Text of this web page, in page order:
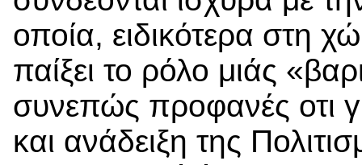
οποία, ειδικότερα στη
παίξει το ρόλο μιάς
συνεπώς προφανές οτι
και ανάδειξη της